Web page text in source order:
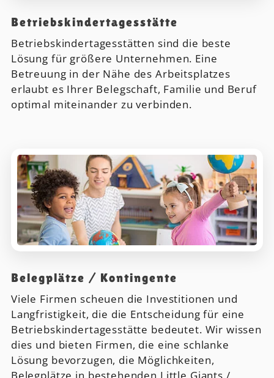
Betriebs­kinder­tages­stätte
Betriebskindertagesstätten sind die beste
Lösung für größere Unternehmen. Eine
Betreuung in der Nähe des Arbeitsplatzes
erlaubt es Ihrer Belegschaft, Familie und Beruf
optimal miteinander zu verbinden.
Belegplätze / Kontingente
Viele Firmen scheuen die Investitionen und
Langfristigkeit, die die Entscheidung für eine
Betriebskindertagesstätte bedeutet. Wir wissen
dies und bieten Firmen, die eine schlanke
Lösung bevorzugen, die Möglichkeiten,